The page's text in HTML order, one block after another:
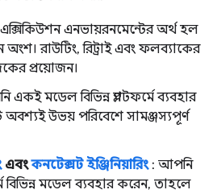
এনভায়রনমেন্টের অর্থ হল
রাউটিং, রিট্রাই এবং ফলব্যাকের
প্রয়োজন।
মডেল বিভিন্ন প্ল্যাটফর্মে ব্যবহার
উভয় পরিবেশে সামঞ্জস্যপূর্ণ
এবংকনটেক্সট ইঞ্জিনিয়ারিং: আপনি
বিভিন্ন মডেল ব্যবহার করেন, তাহলে